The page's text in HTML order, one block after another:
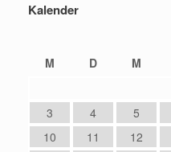
Kalender
M
D M
3
4 5
10
11 12